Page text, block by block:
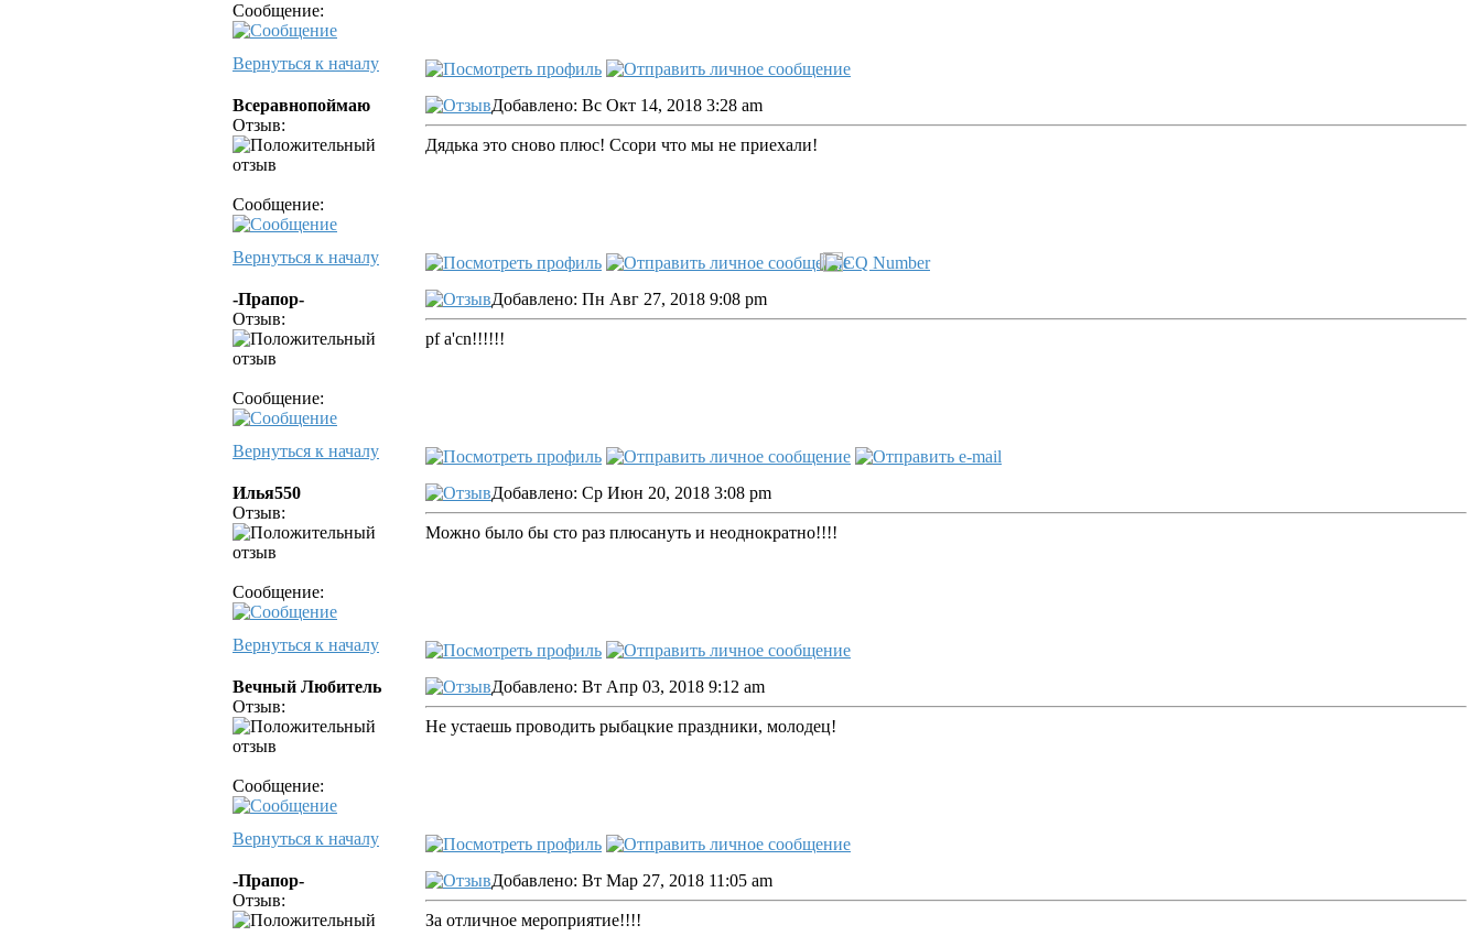
Сообщение:
Вернуться к началу
Всеравнопоймаю
Отзыв:
Сообщение:
Добавлено: Вс Окт 14, 2018 3:28 am
Дядька это сново плюс! Ссори что мы не приехали!
Вернуться к началу
-Прапор-
Отзыв:
Сообщение:
Добавлено: Пн Авг 27, 2018 9:08 pm
pf a'cn!!!!!!
Вернуться к началу
Илья550
Отзыв:
Сообщение:
Добавлено: Ср Июн 20, 2018 3:08 pm
Можно было бы сто раз плюсануть и неоднократно!!!!
Вернуться к началу
Вечный Любитель
Отзыв:
Сообщение:
Добавлено: Вт Апр 03, 2018 9:12 am
Не устаешь проводить рыбацкие праздники, молодец!
Вернуться к началу
-Прапор-
Отзыв:
Добавлено: Вт Мар 27, 2018 11:05 am
За отличное мероприятие!!!!